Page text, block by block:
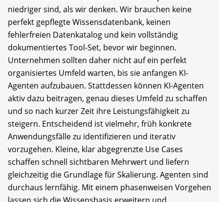
niedriger sind, als wir denken. Wir brauchen keine
perfekt gepflegte Wissensdatenbank, keinen
fehlerfreien Datenkatalog und kein vollständig
dokumentiertes Tool-Set, bevor wir beginnen.
Unternehmen sollten daher nicht auf ein perfekt
organisiertes Umfeld warten, bis sie anfangen KI-
Agenten aufzubauen. Stattdessen können KI-Agenten
aktiv dazu beitragen, genau dieses Umfeld zu schaffen
und so nach kurzer Zeit ihre Leistungsfähigkeit zu
steigern. Entscheidend ist vielmehr, früh konkrete
Anwendungsfälle zu identifizieren und iterativ
vorzugehen. Kleine, klar abgegrenzte Use Cases
schaffen schnell sichtbaren Mehrwert und liefern
gleichzeitig die Grundlage für Skalierung. Agenten sind
durchaus lernfähig. Mit einem phasenweisen Vorgehen